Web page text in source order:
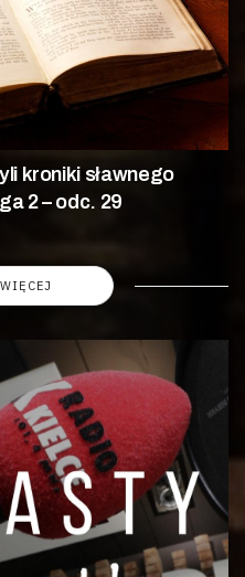
kroniki sławnego
2 – odc. 29